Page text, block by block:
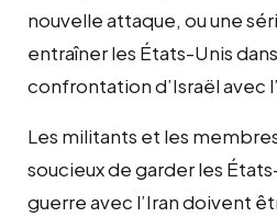
nouvelle attaque, ou une
entraîner les États-Unis
confrontation d’Israël avec
Les militants et les
soucieux de garder les
guerre avec l’Iran doivent